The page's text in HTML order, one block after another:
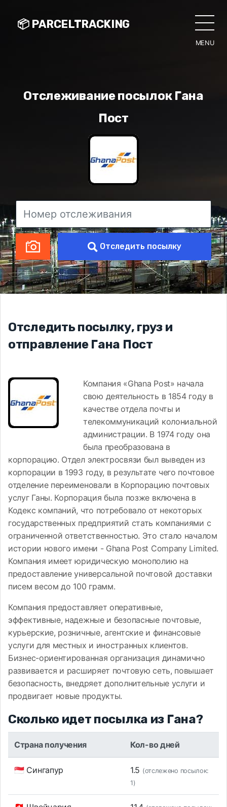
MENU
📦 PARCELTRACKING
Отслеживание посылок Гана
Пост
Отследить посылку
Отследить посылку, груз и
отправление Гана Пост
Компания «Ghana Post» начала
свою деятельность в 1854 году в
качестве отдела почты и
телекоммуникаций колониальной
администрации. В 1974 году она
была преобразована в
корпорацию. Отдел электросвязи был выведен из
корпорации в 1993 году, в результате чего почтовое
отделение переименовали в Корпорацию почтовых
услуг Ганы. Корпорация была позже включена в
Кодекс компаний, что потребовало от некоторых
государственных предприятий стать компаниями с
ограниченной ответственностью. Это стало началом
истории нового имени - Ghana Post Company Limited.
Компания имеет юридическую монополию на
предоставление универсальной почтовой доставки
писем весом до 100 грамм.
Компания предоставляет оперативные,
эффективные, надежные и безопасные почтовые,
курьерские, розничные, агентские и финансовые
услуги для местных и иностранных клиентов.
Бизнес-ориентированная организация динамично
развивается и расширяет почтовую сеть, повышает
безопасность, внедряет дополнительные услуги и
продвигает новые продукты.
Сколько идет посылка из Гана?
Страна получения Кол-во дней
🇸🇬 Сингапур 1.5 (отслежено посылок:
1)